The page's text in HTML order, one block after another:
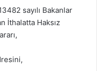
sayılı Bakanlar
İthalatta Haksız